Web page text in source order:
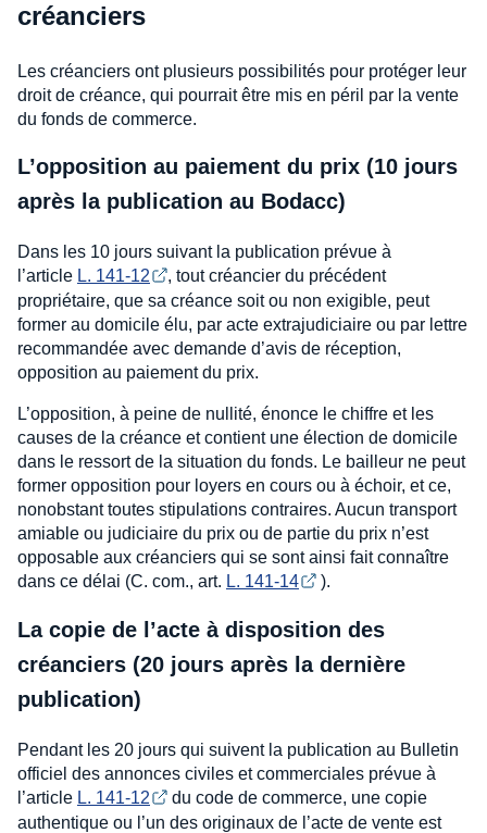
créanciers
Les créanciers ont plusieurs possibilités pour protéger leur
droit de créance, qui pourrait être mis en péril par la vente
du fonds de commerce.
L’opposition au paiement du prix (10 jours
après la publication au Bodacc)
Dans les 10 jours suivant la publication prévue à
l’article L. 141-12
, tout créancier du précédent
propriétaire, que sa créance soit ou non exigible, peut
former au domicile élu, par acte extrajudiciaire ou par lettre
recommandée avec demande d’avis de réception,
opposition au paiement du prix.
L’opposition, à peine de nullité, énonce le chiffre et les
causes de la créance et contient une élection de domicile
dans le ressort de la situation du fonds. Le bailleur ne peut
former opposition pour loyers en cours ou à échoir, et ce,
nonobstant toutes stipulations contraires. Aucun transport
amiable ou judiciaire du prix ou de partie du prix n’est
opposable aux créanciers qui se sont ainsi fait connaître
dans ce délai (C. com., art. L. 141-14 ).
La copie de l’acte à disposition des
créanciers (20 jours après la dernière
publication)
Pendant les 20 jours qui suivent la publication au Bulletin
officiel des annonces civiles et commerciales prévue à
l’article L. 141-12
du code de commerce, une copie
authentique ou l’un des originaux de l’acte de vente est